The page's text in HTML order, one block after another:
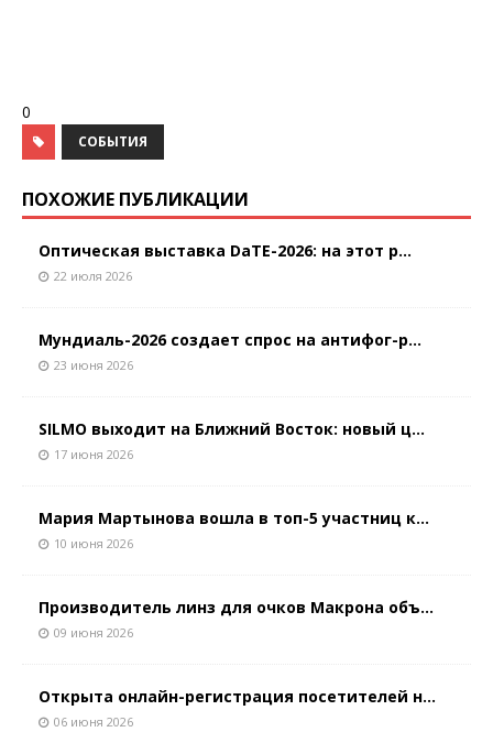
0
СОБЫТИЯ
ПОХОЖИЕ ПУБЛИКАЦИИ
Оптическая выставка DaTE-2026: на этот р...
22 июля 2026
Мундиаль-2026 создает спрос на антифог-р...
23 июня 2026
SILMO выходит на Ближний Восток: новый ц...
17 июня 2026
Мария Мартынова вошла в топ-5 участниц к...
10 июня 2026
Производитель линз для очков Макрона объ...
09 июня 2026
Открыта онлайн-регистрация посетителей н...
06 июня 2026